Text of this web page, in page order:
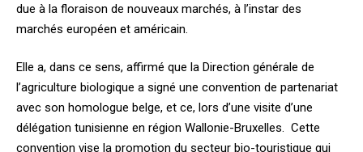
due à la floraison de nouveaux marchés, à l’instar des
marchés européen et américain.
Elle a, dans ce sens, affirmé que la Direction générale de
l’agriculture biologique a signé une convention de partenariat
avec son homologue belge, et ce, lors d’une visite d’une
délégation tunisienne en région Wallonie-Bruxelles. Cette
convention vise la promotion du secteur bio-touristique qui